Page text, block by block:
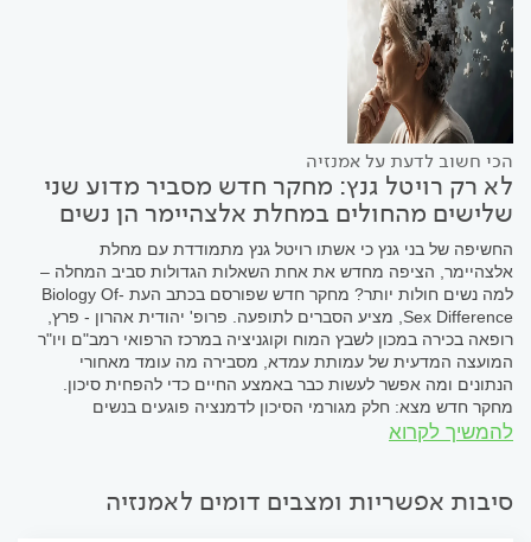
הכי חשוב לדעת על אמנזיה
לא רק רויטל גנץ: מחקר חדש מסביר מדוע שני
שלישים מהחולים במחלת אלצהיימר הן נשים
החשיפה של בני גנץ כי אשתו רויטל גנץ מתמודדת עם מחלת
אלצהיימר, הציפה מחדש את אחת השאלות הגדולות סביב המחלה –
למה נשים חולות יותר? מחקר חדש שפורסם בכתב העת -Biology Of
Sex Difference, מציע הסברים לתופעה. פרופ' יהודית אהרון - פרץ,
רופאה בכירה במכון לשבץ המוח וקוגניציה במרכז הרפואי רמב"ם ויו"ר
המועצה המדעית של עמותת עמדא, מסבירה מה עומד מאחורי
הנתונים ומה אפשר לעשות כבר באמצע החיים כדי להפחית סיכון.
מחקר חדש מצא: חלק מגורמי הסיכון לדמנציה פוגעים בנשים
להמשיך לקרוא
סיבות אפשריות ומצבים דומים לאמנזיה